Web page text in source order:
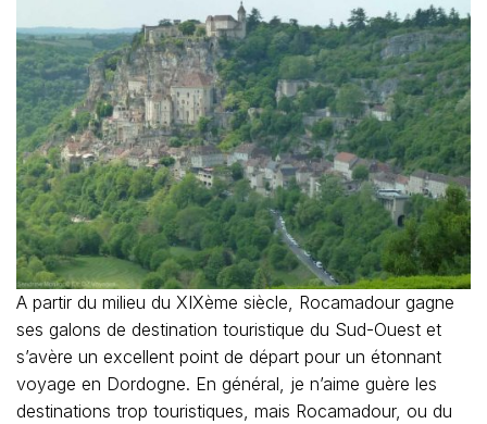
A partir du milieu du XIXème siècle, Rocamadour gagne
ses galons de destination touristique du Sud-Ouest et
s’avère un excellent point de départ pour un étonnant
voyage en Dordogne. En général, je n’aime guère les
destinations trop touristiques, mais Rocamadour, ou du